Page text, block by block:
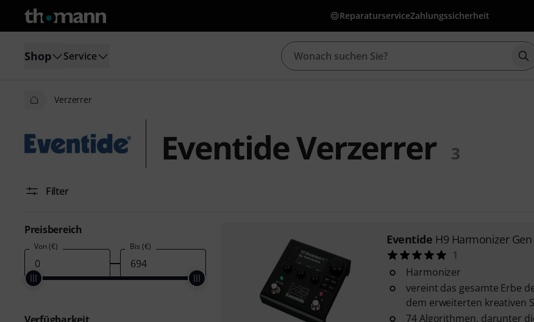
ReparaturserviceZahlungssicherheit
Shop Service
Verzerrer
Eventide Verzerrer 3
Filter
Preisbereich
Von (€) Bis (€) Eventide H9 Harmonizer Gen
1
Harmonizer
vereint das gesamte Erbe
dem erweiterten kreativen
74 Algorithmen, darunter